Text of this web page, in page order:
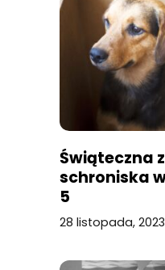
Świąteczna
schroniska
5
28 listopada, 2023